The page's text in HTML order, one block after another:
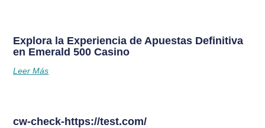
Explora la Experiencia de Apuestas Definitiva
en Emerald 500 Casino
Leer Más
cw-check-https://test.com/